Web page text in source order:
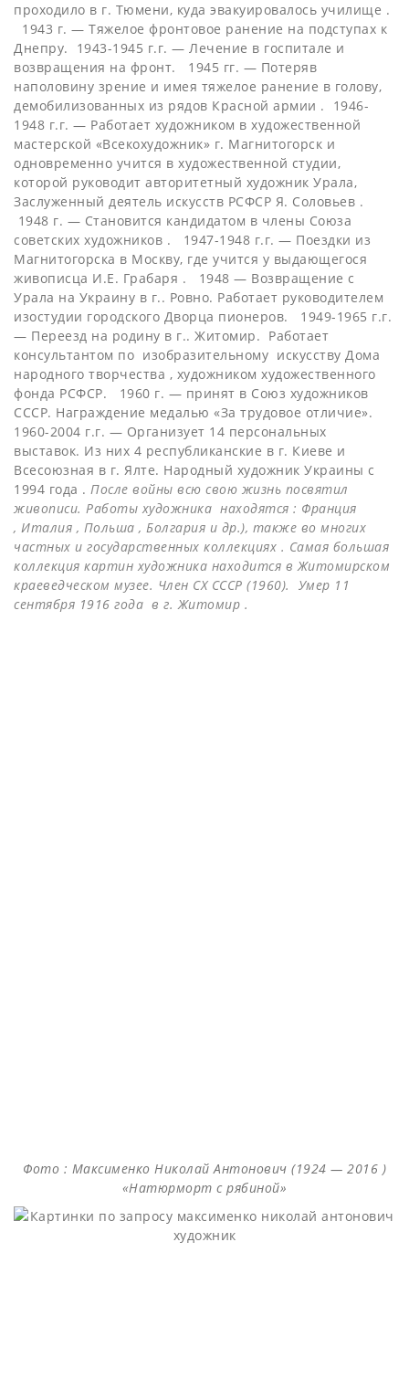
проходило в г. Тюмени, куда эвакуировалось училище .
1943 г. — Тяжелое фронтовое ранение на подступах к
Днепру. 1943-1945 г.г. — Лечение в госпитале и
возвращения на фронт. 1945 гг. — Потеряв
наполовину зрение и имея тяжелое ранение в голову,
демобилизованных из рядов Красной армии . 1946-
1948 г.г. — Работает художником в художественной
мастерской «Всекохудожник» г. Магнитогорск и
одновременно учится в художественной студии,
которой руководит авторитетный художник Урала,
Заслуженный деятель искусств РСФСР Я. Соловьев .
1948 г. — Становится кандидатом в члены Союза
советских художников . 1947-1948 г.г. — Поездки из
Магнитогорска в Москву, где учится у выдающегося
живописца И.Е. Грабаря . 1948 — Возвращение с
Урала на Украину в г.. Ровно. Работает руководителем
изостудии городского Дворца пионеров. 1949-1965 г.г.
— Переезд на родину в г.. Житомир. Работает
консультантом по изобразительному искусству Дома
народного творчества , художником художественного
фонда РСФСР. 1960 г. — принят в Союз художников
СССР. Награждение медалью «За трудовое отличие».
1960-2004 г.г. — Организует 14 персональных
выставок. Из них 4 республиканские в г. Киеве и
Всесоюзная в г. Ялте. Народный художник Украины с
1994 года . После войны всю свою жизнь посвятил
живописи. Работы художника находятся : Франция
, Италия , Польша , Болгария и др.), также во многих
частных и государственных коллекциях . Самая большая
коллекция картин художника находится в Житомирском
краеведческом музее. Член СХ СССР (1960). Умер 11
сентября 1916 года в г. Житомир .
Фото : Максименко Николай Антонович (1924 — 2016 )
«Натюрморт с рябиной»